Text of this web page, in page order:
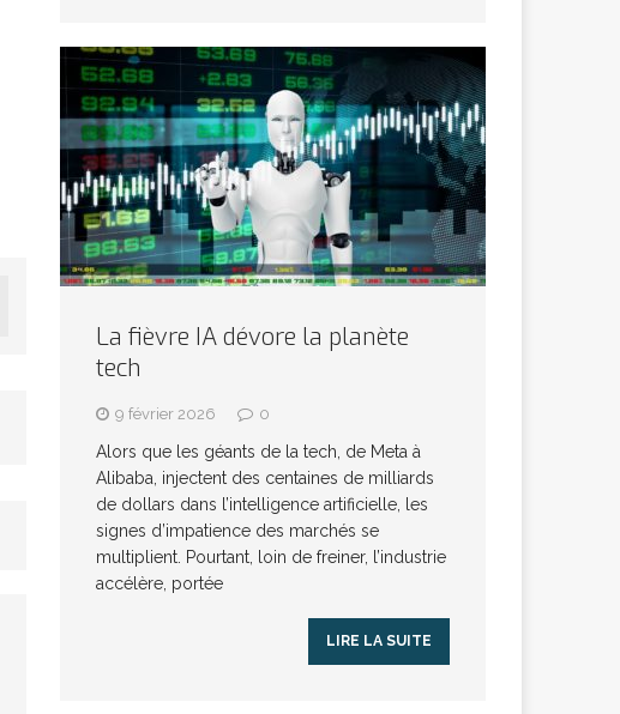
La fièvre IA dévore la planète
tech
9 février 2026 0
Alors que les géants de la tech, de Meta à
Alibaba, injectent des centaines de milliards
de dollars dans l’intelligence artificielle, les
signes d’impatience des marchés se
multiplient. Pourtant, loin de freiner, l’industrie
accélère, portée
LIRE LA SUITE